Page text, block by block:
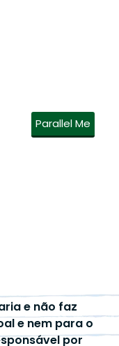
Parallel Me
e não faz
e nem para o
por